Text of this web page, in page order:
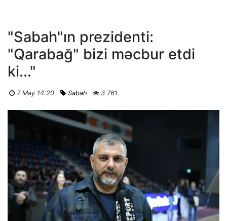
"Sabah"ın prezidenti:
"Qarabağ" bizi məcbur etdi
ki..."
7 May 14:20 Sabah 3 761